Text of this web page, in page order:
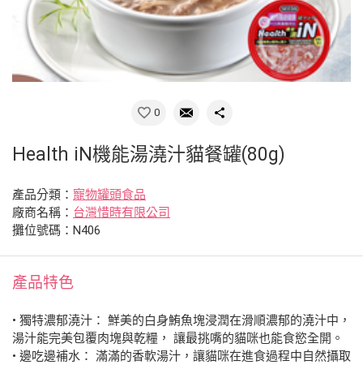
0
Health iN機能湯澆汁貓餐罐(80g)
產品分類： 寵物罐頭食品
廠商名稱： 台灣惜時有限公司
攤位號碼：N406
產品特色
• 獨特濃郁澆汁： 鮮美的白身鮪魚塊浸潤在滑順濃郁的澆汁中，
湯汁能完美包覆肉塊與乾糧， 讓最挑嘴的貓咪也能食慾全開。
• 邊吃邊補水： 滿滿的香軟湯汁，讓貓咪在進食過程中自然攝取